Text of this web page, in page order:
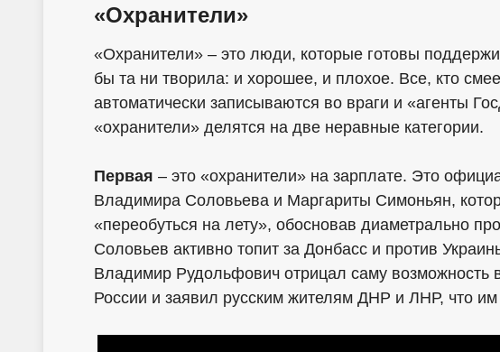
«Охранители»
«Охранители» – это люди, которые готовы
бы та ни творила: и хорошее, и плохое. Все, кто
автоматически записываются во враги и «агенты
«охранители» делятся на две неравные категории.
Первая – это «охранители» на зарплате. Это
Владимира Соловьева и Маргариты Симоньян,
«переобуться на лету», обосновав диаметрально
Соловьев активно топит за Донбасс и против
Владимир Рудольфович отрицал саму возможность
России и заявил русским жителям ДНР и ЛНР, что